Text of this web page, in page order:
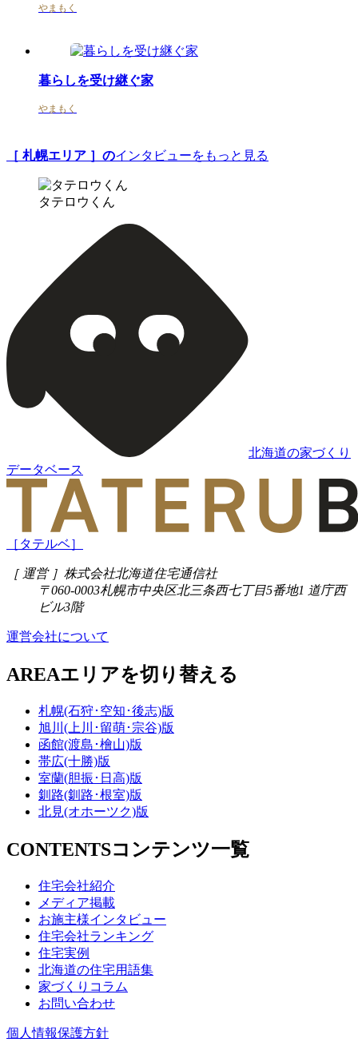
やまもく
暮らしを受け継ぐ家
やまもく
［ 札幌エリア ］のインタビューをもっと見る
タテロウくん
北海道の家づくり
データベース
［タテルベ］
［ 運営 ］ 株式会社北海道住宅通信社
〒060-0003札幌市中央区北三条西七丁目5番地1 道庁西
ビル3階
運営会社について
AREAエリアを切り替える
札幌(石狩･空知･後志)版
旭川(上川･留萌･宗谷)版
函館(渡島･檜山)版
帯広(十勝)版
室蘭(胆振･日高)版
釧路(釧路･根室)版
北見(オホーツク)版
CONTENTSコンテンツ一覧
住宅会社紹介
メディア掲載
お施主様インタビュー
住宅会社ランキング
住宅実例
北海道の住宅用語集
家づくりコラム
お問い合わせ
個人情報保護方針